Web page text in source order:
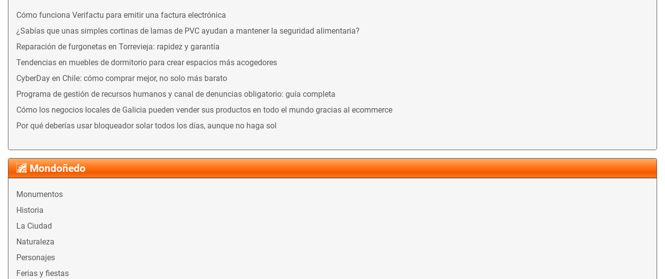
Mondoñedo
Monumentos
Historia
La Ciudad
Naturaleza
Personajes
Ferias y fiestas
Cómo funciona Verifactu para emitir una factura electrónica
¿Sabías que unas simples cortinas de lamas de PVC ayudan a mantener la seguridad alimentaria?
Reparación de furgonetas en Torrevieja: rapidez y garantía
Tendencias en muebles de dormitorio para crear espacios más acogedores
CyberDay en Chile: cómo comprar mejor, no solo más barato
Programa de gestión de recursos humanos y canal de denuncias obligatorio: guía completa
Cómo los negocios locales de Galicia pueden vender sus productos en todo el mundo gracias al ecommerce
Por qué deberías usar bloqueador solar todos los días, aunque no haga sol